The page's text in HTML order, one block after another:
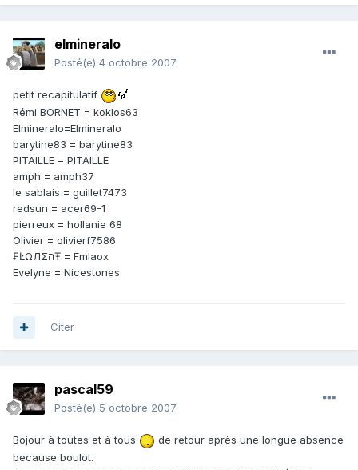
elmineralo
Posté(e) 4 octobre 2007
petit recapitulatif
Rémi BORNET = koklos63
Elmineralo=Elmineralo
barytine83 = barytine83
PITAILLE = PITAILLE
amph = amph37
le sablais = guillet7473
redsun = acer69-1
pierreux = hollanie 68
Olivier = olivierf7586
₣ĿΩЛΣהŦ = Fmlaox
Evelyne = Nicestones
Citer
pascal59
Posté(e) 5 octobre 2007
Bojour à toutes et à tous
de retour après une longue absence
because boulot.